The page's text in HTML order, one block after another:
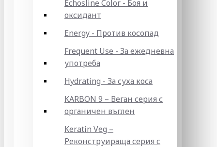
Echosline Color - Боя и
оксидант
Energy - Против косопад
Frequent Use - За ежедневна
употреба
Hydrating - За суха коса
KARBON 9 – Веган серия с
органичен въглен
Keratin Veg –
Реконструираща серия с